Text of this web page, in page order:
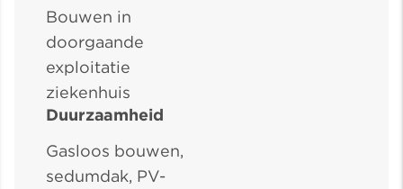
Bouwen in
doorgaande
exploitatie
ziekenhuis
Duurzaamheid
Gasloos bouwen,
sedumdak, PV-